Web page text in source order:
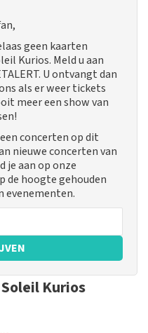
geen kaarten
Kurios. Meld u aan
U ontvangt dan
als er weer tickets
meer een show van
concerten op dit
nieuwe concerten van
je aan op onze
de hoogte gehouden
evenementen.
Kurios